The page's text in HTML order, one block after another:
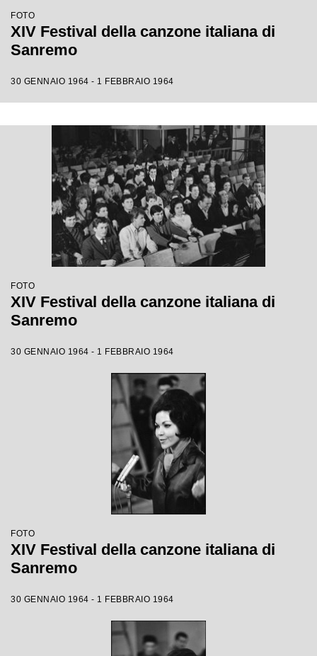
FOTO
XIV Festival della canzone italiana di
Sanremo
30 GENNAIO 1964 - 1 FEBBRAIO 1964
FOTO
XIV Festival della canzone italiana di
Sanremo
30 GENNAIO 1964 - 1 FEBBRAIO 1964
FOTO
XIV Festival della canzone italiana di
Sanremo
30 GENNAIO 1964 - 1 FEBBRAIO 1964